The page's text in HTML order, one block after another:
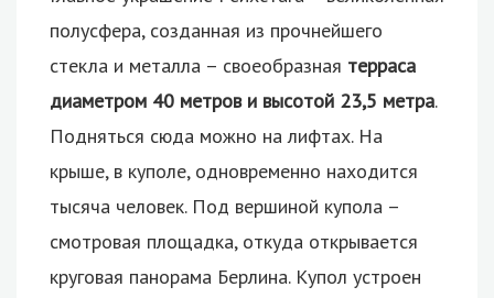
полусфера, созданная из прочнейшего
стекла и металла – своеобразная терраса
диаметром 40 метров и высотой 23,5 метра.
Подняться сюда можно на лифтах. На
крыше, в куполе, одновременно находится
тысяча человек. Под вершиной купола –
смотровая площадка, откуда открывается
круговая панорама Берлина. Купол устроен